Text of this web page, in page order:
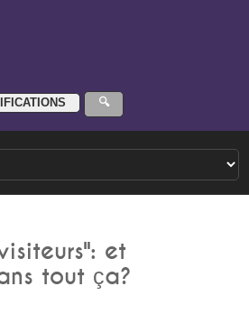
et
tout ça?